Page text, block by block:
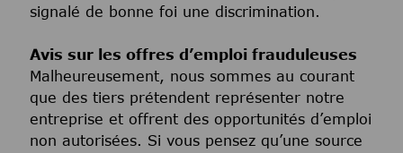
signalé de bonne foi une discrimination.
Avis sur les offres d’emploi frauduleuses
Malheureusement, nous sommes au courant
que des tiers prétendent représenter notre
entreprise et offrent des opportunités d’emploi
non autorisées. Si vous pensez qu’une source